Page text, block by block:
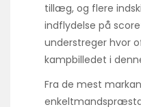
tillæg, og flere
indflydelse på
understreger hvor
kampbilledet i
Fra de mest